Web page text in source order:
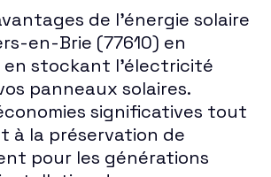
de l'énergie solaire
en-Brie (77610) en
stockant l'électricité
panneaux solaires.
significatives tout
à la préservation de
pour les générations